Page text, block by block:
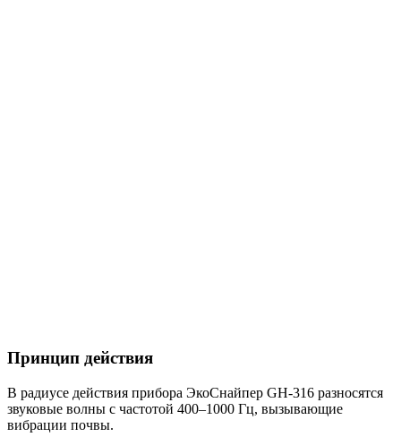
Принцип действия
В радиусе действия прибора ЭкоСнайпер GH-316 разносятся
звуковые волны с частотой 400–1000 Гц, вызывающие
вибрации почвы.